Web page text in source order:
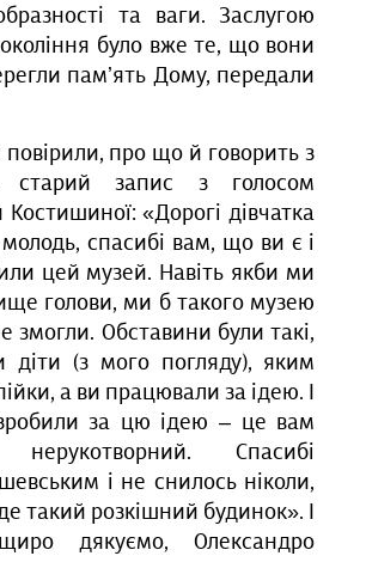
та ваги. Заслугою
було вже те, що вони
памʼять Дому, передали
повірили, про що й говорить з
старий запис з голосом
«Дорогі дівчатка
молодь, спасибі вам, що ви є і
цей музей. Навіть якби ми
голови, ми б такого музею
змогли. Обставини були такі,
(з мого погляду), яким
а ви працювали за ідею. І
за цю ідею – це вам
нерукотворний. Спасибі
і не снилось ніколи,
такий розкішний будинок». І
дякуємо, Олександро